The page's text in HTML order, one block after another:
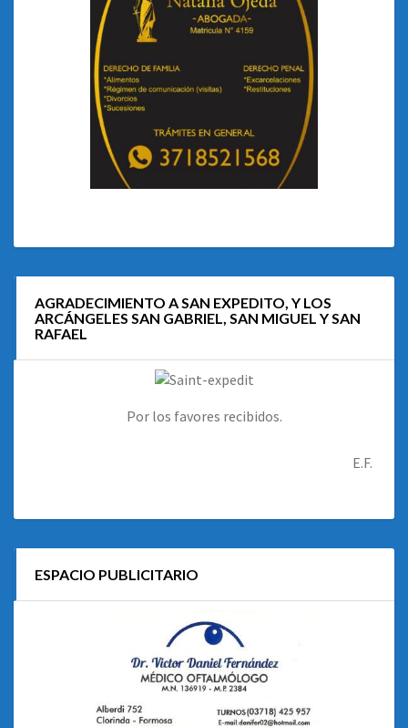
AGRADECIMIENTO A SAN EXPEDITO, Y LOS
ARCÁNGELES SAN GABRIEL, SAN MIGUEL Y SAN
RAFAEL
Por los favores recibidos.
E.F.
ESPACIO PUBLICITARIO